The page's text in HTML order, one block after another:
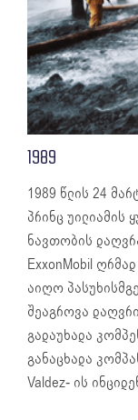
1989
1989 წლის 24
პრინც უილიამის
ნავთობის
ExxonMobil
აიღო
შეაგროვა
გადაუხადა
განაცხადა
Valdez- ის